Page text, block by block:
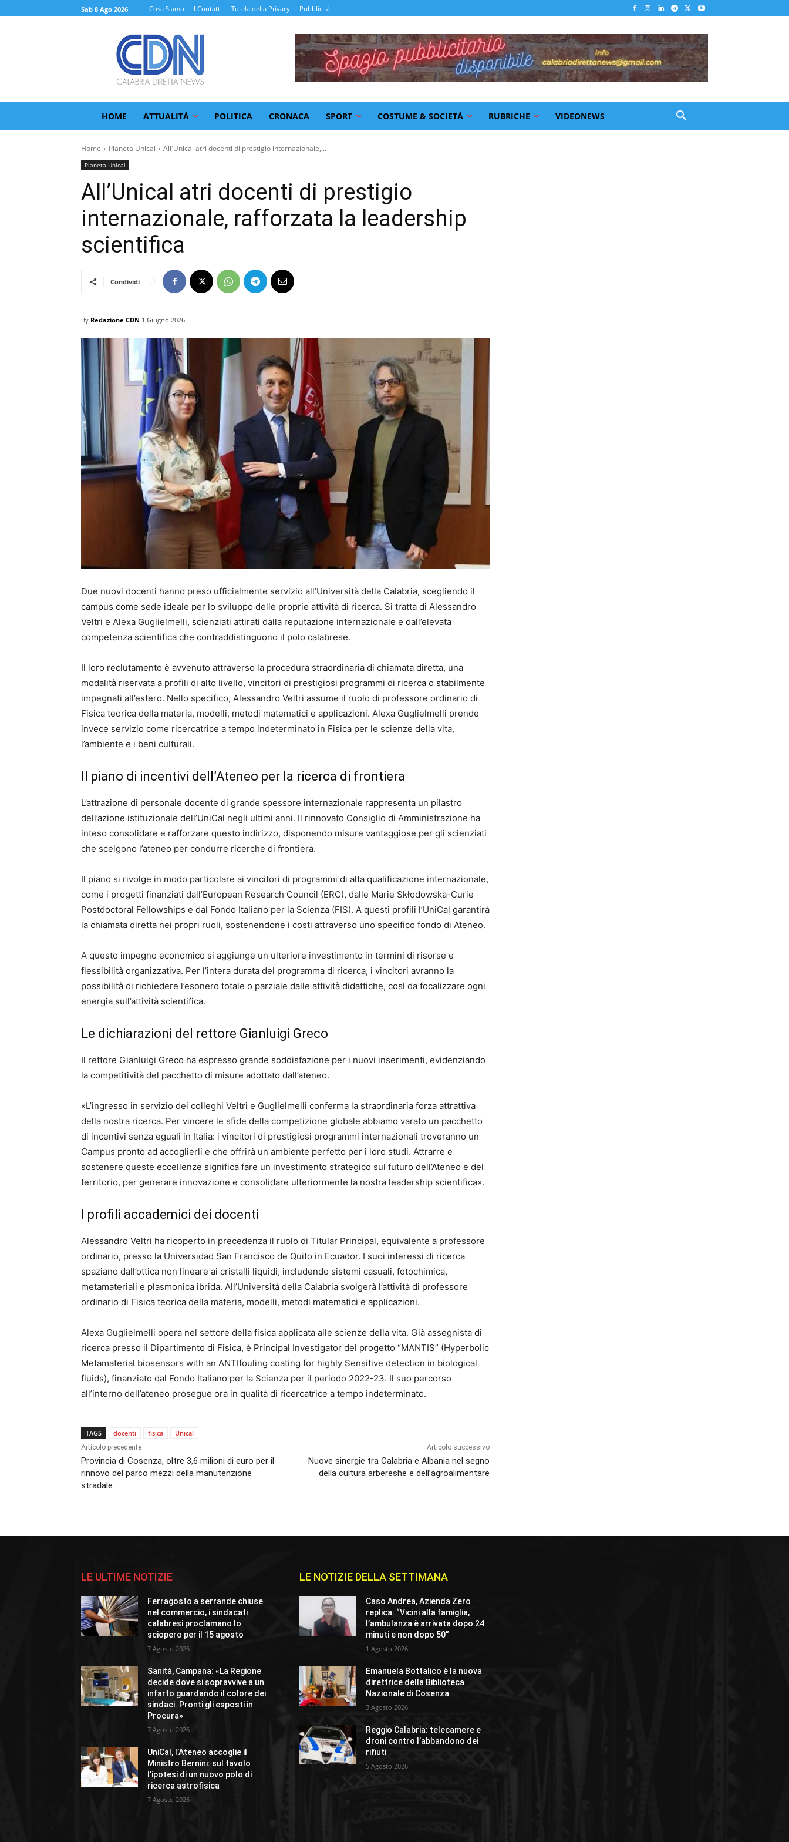
Sab 8 Ago 2026 Cosa Siamo I Contatti Tutela della Privacy Pubblicità
HOME ATTUALITÀ POLITICA CRONACA SPORT COSTUME & SOCIETÀ RUBRICHE VIDEONEWS
Home Pianeta Unical All'Unical atri docenti di prestigio internazionale,...
Pianeta Unical
All’Unical atri docenti di prestigio
internazionale, rafforzata la leadership
scientifica
Condividi
By Redazione CDN 1 Giugno 2026
Due nuovi docenti hanno preso ufficialmente servizio all’Università della Calabria, scegliendo il
campus come sede ideale per lo sviluppo delle proprie attività di ricerca. Si tratta di Alessandro
Veltri e Alexa Guglielmelli, scienziati attirati dalla reputazione internazionale e dall’elevata
competenza scientifica che contraddistinguono il polo calabrese.
Il loro reclutamento è avvenuto attraverso la procedura straordinaria di chiamata diretta, una
modalità riservata a profili di alto livello, vincitori di prestigiosi programmi di ricerca o stabilmente
impegnati all’estero. Nello specifico, Alessandro Veltri assume il ruolo di professore ordinario di
Fisica teorica della materia, modelli, metodi matematici e applicazioni. Alexa Guglielmelli prende
invece servizio come ricercatrice a tempo indeterminato in Fisica per le scienze della vita,
l’ambiente e i beni culturali.
Il piano di incentivi dell’Ateneo per la ricerca di frontiera
L’attrazione di personale docente di grande spessore internazionale rappresenta un pilastro
dell’azione istituzionale dell’UniCal negli ultimi anni. Il rinnovato Consiglio di Amministrazione ha
inteso consolidare e rafforzare questo indirizzo, disponendo misure vantaggiose per gli scienziati
che scelgono l’ateneo per condurre ricerche di frontiera.
Il piano si rivolge in modo particolare ai vincitori di programmi di alta qualificazione internazionale,
come i progetti finanziati dall’European Research Council (ERC), dalle Marie Skłodowska-Curie
Postdoctoral Fellowships e dal Fondo Italiano per la Scienza (FIS). A questi profili l’UniCal garantirà
la chiamata diretta nei propri ruoli, sostenendone i costi attraverso uno specifico fondo di Ateneo.
A questo impegno economico si aggiunge un ulteriore investimento in termini di risorse e
flessibilità organizzativa. Per l’intera durata del programma di ricerca, i vincitori avranno la
possibilità di richiedere l’esonero totale o parziale dalle attività didattiche, così da focalizzare ogni
energia sull’attività scientifica.
Le dichiarazioni del rettore Gianluigi Greco
Il rettore Gianluigi Greco ha espresso grande soddisfazione per i nuovi inserimenti, evidenziando
la competitività del pacchetto di misure adottato dall’ateneo.
«L’ingresso in servizio dei colleghi Veltri e Guglielmelli conferma la straordinaria forza attrattiva
della nostra ricerca. Per vincere le sfide della competizione globale abbiamo varato un pacchetto
di incentivi senza eguali in Italia: i vincitori di prestigiosi programmi internazionali troveranno un
Campus pronto ad accoglierli e che offrirà un ambiente perfetto per i loro studi. Attrarre e
sostenere queste eccellenze significa fare un investimento strategico sul futuro dell’Ateneo e del
territorio, per generare innovazione e consolidare ulteriormente la nostra leadership scientifica».
I profili accademici dei docenti
Alessandro Veltri ha ricoperto in precedenza il ruolo di Titular Principal, equivalente a professore
ordinario, presso la Universidad San Francisco de Quito in Ecuador. I suoi interessi di ricerca
spaziano dall’ottica non lineare ai cristalli liquidi, includendo sistemi casuali, fotochimica,
metamateriali e plasmonica ibrida. All’Università della Calabria svolgerà l’attività di professore
ordinario di Fisica teorica della materia, modelli, metodi matematici e applicazioni.
Alexa Guglielmelli opera nel settore della fisica applicata alle scienze della vita. Già assegnista di
ricerca presso il Dipartimento di Fisica, è Principal Investigator del progetto “MANTIS” (Hyperbolic
Metamaterial biosensors with an ANTIfouling coating for highly Sensitive detection in biological
fluids), finanziato dal Fondo Italiano per la Scienza per il periodo 2022-23. Il suo percorso
all’interno dell’ateneo prosegue ora in qualità di ricercatrice a tempo indeterminato.
TAGS docenti fisica Unical
Articolo precedente
Provincia di Cosenza, oltre 3,6 milioni di euro per il
rinnovo del parco mezzi della manutenzione
stradale
Articolo successivo
Nuove sinergie tra Calabria e Albania nel segno
della cultura arbëreshë e dell’agroalimentare
LE ULTIME NOTIZIE
Ferragosto a serrande chiuse
nel commercio, i sindacati
calabresi proclamano lo
sciopero per il 15 agosto
7 Agosto 2026
Sanità, Campana: «La Regione
decide dove si sopravvive a un
infarto guardando il colore dei
sindaci. Pronti gli esposti in
Procura»
7 Agosto 2026
UniCal, l’Ateneo accoglie il
Ministro Bernini: sul tavolo
l’ipotesi di un nuovo polo di
ricerca astrofisica
7 Agosto 2026
LE NOTIZIE DELLA SETTIMANA
Caso Andrea, Azienda Zero
replica: “Vicini alla famiglia,
l’ambulanza è arrivata dopo 24
minuti e non dopo 50”
1 Agosto 2026
Emanuela Bottalico è la nuova
direttrice della Biblioteca
Nazionale di Cosenza
3 Agosto 2026
Reggio Calabria: telecamere e
droni contro l’abbandono dei
rifiuti
5 Agosto 2026